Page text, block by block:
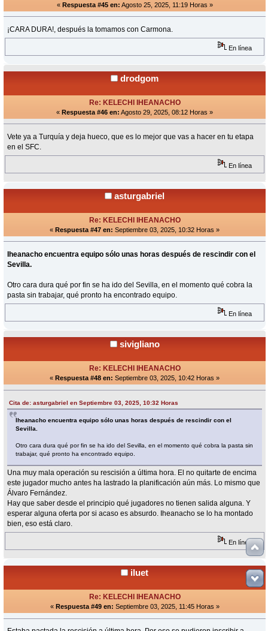
« Respuesta #45 en: Agosto 25, 2025, 11:19 Horas »
¡CARA DURA!, después la tomamos con Carmona.
En línea
drodgom
Re: KELECHI IHEANACHO
« Respuesta #46 en: Agosto 29, 2025, 08:12 Horas »
Vete ya a Turquía y deja hueco, que es lo mejor que vas a hacer en tu etapa
en el SFC.
En línea
asturgabriel
Re: KELECHI IHEANACHO
« Respuesta #47 en: Septiembre 03, 2025, 10:32 Horas »
Iheanacho encuentra equipo sólo unas horas después de rescindir con el
Sevilla.
Otro cara dura qué por fin se ha ido del Sevilla, en el momento qué cobra la
pasta sin trabajar, qué pronto ha encontrado equipo.
En línea
sivigliano
Re: KELECHI IHEANACHO
« Respuesta #48 en: Septiembre 03, 2025, 10:42 Horas »
Cita de: asturgabriel en Septiembre 03, 2025, 10:32 Horas
Iheanacho encuentra equipo sólo unas horas después de rescindir con el
Sevilla.
Otro cara dura qué por fin se ha ido del Sevilla, en el momento qué cobra la pasta sin
trabajar, qué pronto ha encontrado equipo.
Una muy mala operación su rescisión a última hora. El no quitarte de encima
este jugador mucho antes ha lastrado la planificación aún más. Lo mismo que
Álvaro Fernández.
Hay que saber desde el principio qué jugadores no tienen salida alguna. Y
esperar alguna oferta por si acaso es absurdo. Iheanacho se lo ha montado
bien, eso está claro.
En línea
iluet
Re: KELECHI IHEANACHO
« Respuesta #49 en: Septiembre 03, 2025, 11:45 Horas »